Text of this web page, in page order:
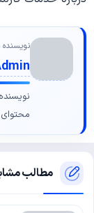
محتوای
مطالب